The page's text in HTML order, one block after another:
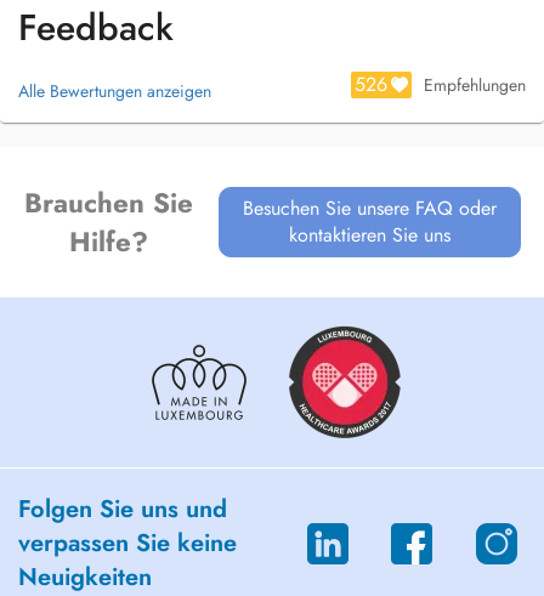
Feedback
Alle Bewertungen anzeigen 526 Empfehlungen
Brauchen Sie
Hilfe?
Besuchen Sie unsere FAQ oder
kontaktieren Sie uns
Folgen Sie uns und
verpassen Sie keine
Neuigkeiten